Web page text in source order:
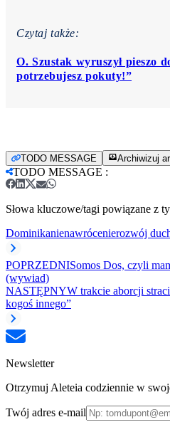
Czytaj także:
O. Szustak wyruszył pieszo
potrzebujesz pokuty!”
TODO MESSAGE Archiwizuj
TODO MESSAGE :
Słowa kluczowe/tagi powiązane z
Dominikanienawrócenierozwój
POPRZEDNISomos Dos, czyli
(wywiad)
NASTĘPNYW trakcie aborcji
kogoś innego”
Newsletter
Otrzymuj Aleteia codziennie w
Twój adres e-mail